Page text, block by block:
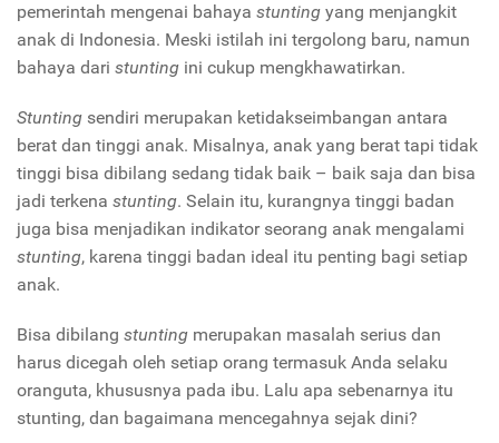
pemerintah mengenai bahaya stunting yang menjangkit
anak di Indonesia. Meski istilah ini tergolong baru, namun
bahaya dari stunting ini cukup mengkhawatirkan.
Stunting sendiri merupakan ketidakseimbangan antara
berat dan tinggi anak. Misalnya, anak yang berat tapi tidak
tinggi bisa dibilang sedang tidak baik – baik saja dan bisa
jadi terkena stunting. Selain itu, kurangnya tinggi badan
juga bisa menjadikan indikator seorang anak mengalami
stunting, karena tinggi badan ideal itu penting bagi setiap
anak.
Bisa dibilang stunting merupakan masalah serius dan
harus dicegah oleh setiap orang termasuk Anda selaku
oranguta, khususnya pada ibu. Lalu apa sebenarnya itu
stunting, dan bagaimana mencegahnya sejak dini?